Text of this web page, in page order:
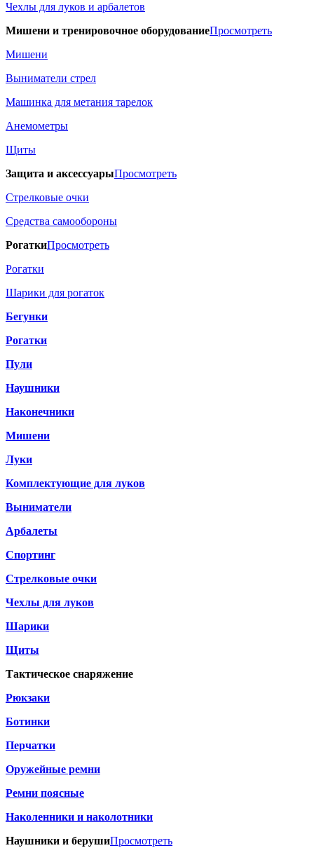
Чехлы для луков и арбалетов
Мишени и тренировочное оборудованиеПросмотреть
Мишени
Выниматели стрел
Машинка для метания тарелок
Анемометры
Щиты
Защита и аксессуарыПросмотреть
Стрелковые очки
Средства самообороны
РогаткиПросмотреть
Рогатки
Шарики для рогаток
Бегунки
Рогатки
Пули
Наушники
Наконечники
Мишени
Луки
Комплектующие для луков
Выниматели
Арбалеты
Спортинг
Стрелковые очки
Чехлы для луков
Шарики
Щиты
Тактическое снаряжение
Рюкзаки
Ботинки
Перчатки
Оружейные ремни
Ремни поясные
Наколенники и наколотники
Наушники и берушиПросмотреть